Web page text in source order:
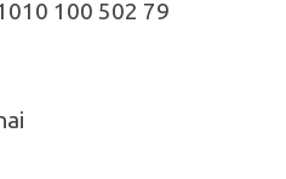
100 502 79